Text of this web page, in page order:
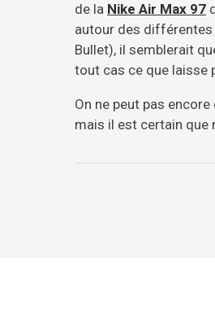
de la Nike Air Max 97
autour des différentes
Bullet), il semblerait
tout cas ce que laisse
On ne peut pas
mais il est certain